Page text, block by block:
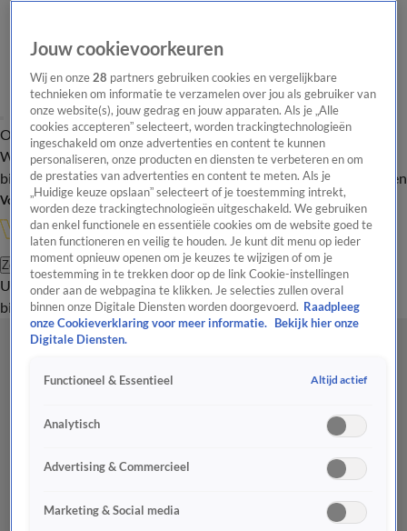
Overzicht Onze programma's Uitzendingen Onze gezichten
In de
WandelgangenInterviewsUitzending
bijwonenPodcastShopVeelgestelde vragenKijkersvraag insturen
Volg Vandaag Inside
Zoeken
UitzendingenVandaag InsideDe OranjezomerShopUitzending
bijwonen
Jouw cookievoorkeuren
Wij en onze28 partners gebruiken cookies en vergelijkbare
technieken om informatie te verzamelen over jou als gebruiker van
onze website(s), jouw gedrag en jouw apparaten. Als je „Alle
cookies accepteren” selecteert, worden trackingtechnologieën
ingeschakeld om onze advertenties en content te kunnen
personaliseren, onze producten en diensten te verbeteren en om
de prestaties van advertenties en content te meten. Als je
„Huidige keuze opslaan” selecteert of je toestemming intrekt,
worden deze trackingtechnologieën uitgeschakeld. We gebruiken
dan enkel functionele en essentiële cookies om de website goed te
laten functioneren en veilig te houden. Je kunt dit menu op ieder
moment opnieuw openen om je keuzes te wijzigen of om je
toestemming in te trekken door op de link Cookie-instellingen
onder aan de webpagina te klikken. Je selecties zullen overal
binnen onze Digitale Diensten worden doorgevoerd. Raadpleeg
onze Cookieverklaring voor meer informatie.
Bekijk hier onze
Digitale Diensten.
Functioneel & Essentieel Altijd actief
Analytisch
Advertising & Commercieel
Marketing & Social media